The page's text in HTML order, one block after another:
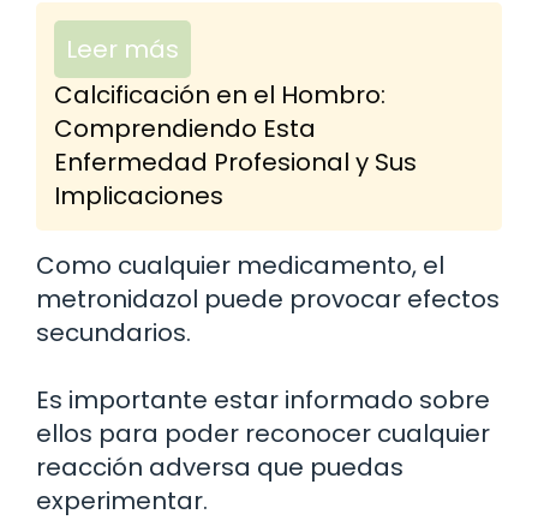
Leer más
Calcificación en el Hombro:
Comprendiendo Esta
Enfermedad Profesional y Sus
Implicaciones
Como cualquier medicamento, el
metronidazol puede provocar efectos
secundarios.
Es importante estar informado sobre
ellos para poder reconocer cualquier
reacción adversa que puedas
experimentar.